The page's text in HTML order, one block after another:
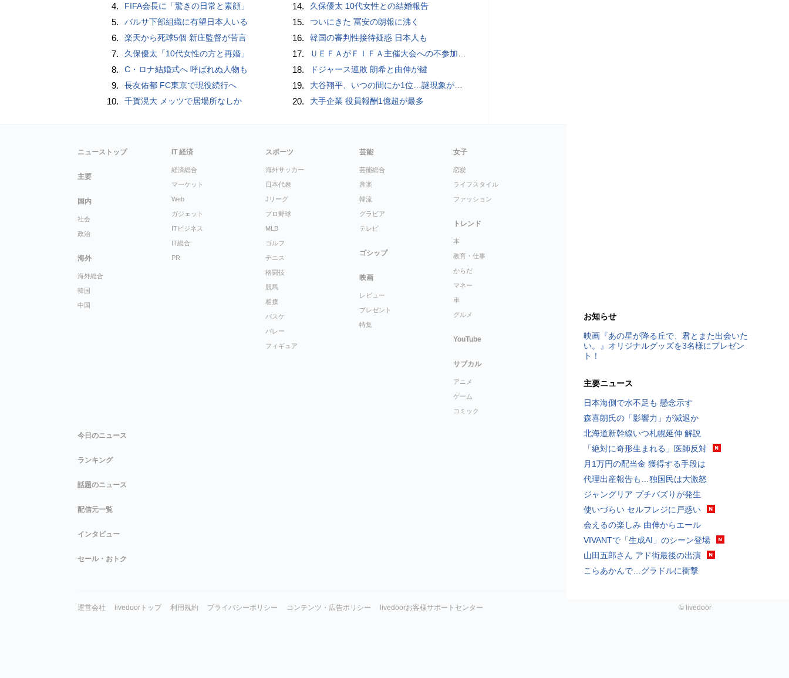
4. FIFA会長に「驚きの日常と素顔」
5. バルサ下部組織に有望日本人いる
6. 楽天から死球5個 新庄監督が苦言
7. 久保優太「10代女性の方と再婚」
8. C・ロナ結婚式へ 呼ばれぬ人物も
9. 長友佑都 FC東京で現役続行へ
10. 千賀滉大 メッツで居場所なしか
14. 久保優太 10代女性との結婚報告
15. ついにきた 冨安の朗報に沸く
16. 韓国の審判性接待疑惑 日本人も
17. ＵＥＦＡがＦＩＦＡ主催大会への不参加継続、会長への「全面支持」表明に反発…「状況は何も変わらない」
18. ドジャース連敗 朗希と由伸が鍵
19. 大谷翔平、いつの間にか1位…謎現象が「おかしいですわ」 “囁き”消し去る「意味不明な男」
20. 大手企業 役員報酬1億超が最多
お知らせ
映画『あの星が降る丘で、君とまた出会いた
い。』オリジナルグッズを3名様にプレゼン
ト！
主要ニュース
日本海側で水不足も 懸念示す
森喜朗氏の「影響力」が減退か
北海道新幹線いつ札幌延伸 解説
「絶対に奇形生まれる」医師反対
月1万円の配当金 獲得する手段は
代理出産報告も…独国民は大激怒
ジャングリア プチバズりが発生
使いづらい セルフレジに戸惑い
会えるの楽しみ 由伸からエール
VIVANTで「生成AI」のシーン登場
山田五郎さん アド街最後の出演
こらあかんで…グラドルに衝撃
ニューストップ
主要
国内
社会
政治
海外
海外総合
韓国
中国
IT 経済
経済総合
マーケット
Web
ガジェット
ITビジネス
IT総合
PR
スポーツ
海外サッカー
日本代表
Jリーグ
プロ野球
MLB
ゴルフ
テニス
格闘技
競馬
相撲
バスケ
バレー
フィギュア
芸能
芸能総合
音楽
韓流
グラビア
テレビ
ゴシップ
映画
レビュー
プレゼント
特集
女子
恋愛
ライフスタイル
ファッション
トレンド
本
教育・仕事
からだ
マネー
車
グルメ
YouTube
サブカル
アニメ
ゲーム
コミック
今日のニュース
ランキング
話題のニュース
配信元一覧
インタビュー
セール・おトク
運営会社 livedoorトップ 利用規約 プライバシーポリシー コンテンツ・広告ポリシー livedoorお客様サポートセンター © livedoor